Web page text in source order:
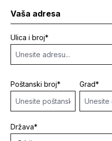
Vaša adresa
Ulica i broj*
Poštanski broj* Grad*
Država*